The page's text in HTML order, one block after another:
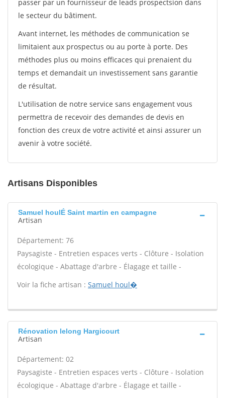
passer par un fournisseur de leads prospectsion dans
le secteur du bâtiment.
Avant internet, les méthodes de communication se
limitaient aux prospectus ou au porte à porte. Des
méthodes plus ou moins efficaces qui prenaient du
temps et demandait un investissement sans garantie
de résultat.
L'utilisation de notre service sans engagement vous
permettra de recevoir des demandes de devis en
fonction des creux de votre activité et ainsi assurer un
avenir à votre société.
Artisans Disponibles
Samuel houlÉ Saint martin en campagne
Artisan
Département: 76
Paysagiste - Entretien espaces verts - Clôture - Isolation
écologique - Abattage d'arbre - Élagage et taille -
Voir la fiche artisan : Samuel houl�
Rénovation lelong Hargicourt
Artisan
Département: 02
Paysagiste - Entretien espaces verts - Clôture - Isolation
écologique - Abattage d'arbre - Élagage et taille -